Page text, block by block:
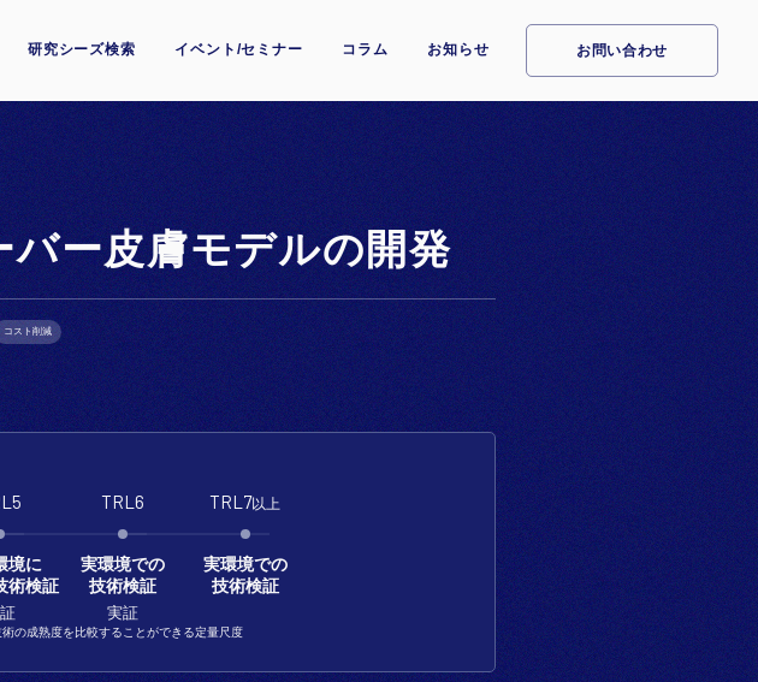
研究シーズ検索 イベント/セミナー コラム お知らせ お問い合わせ
ー皮膚モデルの開発
コスト削減
境に
術検証
TRL6
実環境での
技術検証
実証
TRL7以上
実環境での
技術検証
の成熟度を比較することができる定量尺度